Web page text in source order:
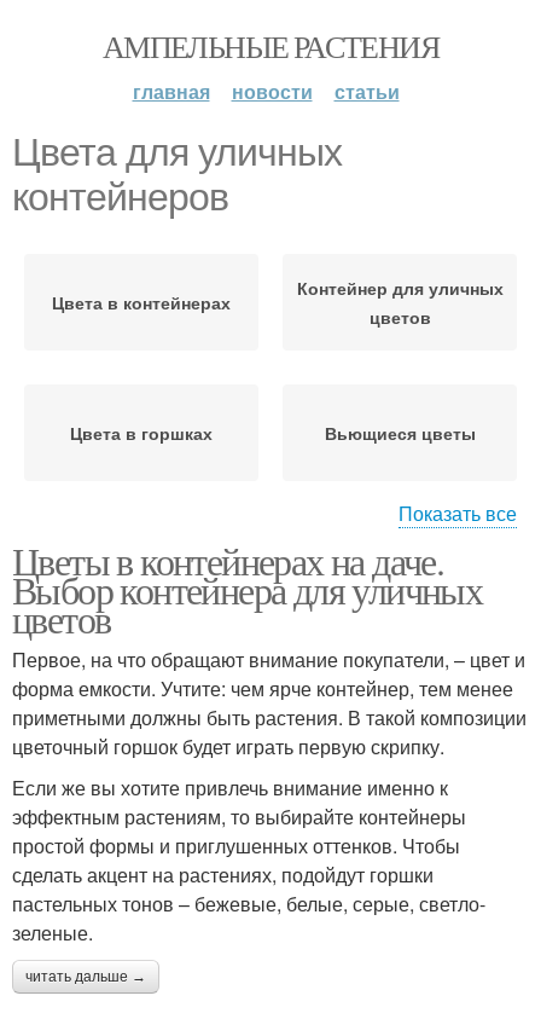
АМПЕЛЬНЫЕ РАСТЕНИЯ
главная новости статьи
Цвета для уличных
контейнеров
Цвета в контейнерах
Контейнер для уличных
цветов
Цвета в горшках Вьющиеся цветы
выращивания
Цвета для вазонов
Холодостойкие цветы
Контейнеры для
выращивания
Растения в контейнерах Садовые цветы
Цвета в кашпо
Показать все
Цветы в контейнерах на даче.
Выбор контейнера для уличных
цветов
Первое, на что обращают внимание покупатели, – цвет и
форма емкости. Учтите: чем ярче контейнер, тем менее
приметными должны быть растения. В такой композиции
цветочный горшок будет играть первую скрипку.
Если же вы хотите привлечь внимание именно к
эффектным растениям, то выбирайте контейнеры
простой формы и приглушенных оттенков. Чтобы
сделать акцент на растениях, подойдут горшки
пастельных тонов – бежевые, белые, серые, светло-
зеленые.
читать дальше →